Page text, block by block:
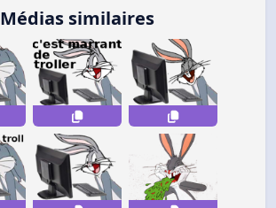
Médias similaires